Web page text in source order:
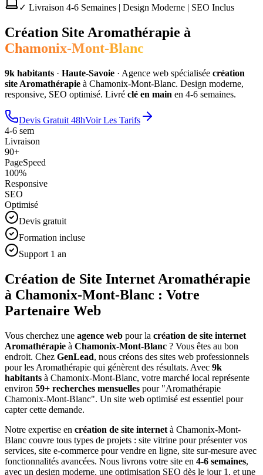
✓ Livraison 4-6 Semaines | Design Moderne | SEO Inclus
Création Site Aromathérapie à
Chamonix-Mont-Blanc
9k habitants · Haute-Savoie · Agence web spécialisée création
site Aromathérapie à Chamonix-Mont-Blanc. Design moderne,
responsive, SEO optimisé. Livré clé en main en 4-6 semaines.
Devis Gratuit 48hVoir Les Tarifs
4-6 sem
Livraison
90+
PageSpeed
100%
Responsive
SEO
Optimisé
Devis gratuit
Formation incluse
Support 1 an
Création de Site Internet Aromathérapie
à Chamonix-Mont-Blanc : Votre
Partenaire Web
Vous cherchez une agence web pour la création de site internet
Aromathérapie à Chamonix-Mont-Blanc ? Vous êtes au bon
endroit. Chez GenLead, nous créons des sites web professionnels
pour les Aromathérapie qui génèrent des résultats. Avec 9k
habitants à Chamonix-Mont-Blanc, votre marché local représente
environ 59+ recherches mensuelles pour "Aromathérapie
Chamonix-Mont-Blanc". Un site web optimisé est essentiel pour
capter cette demande.
Notre expertise en création de site internet à Chamonix-Mont-
Blanc couvre tous types de projets : site vitrine pour présenter vos
services, site e-commerce pour vendre en ligne, site sur-mesure avec
fonctionnalités avancées. Nous livrons votre site en 4-6 semaines,
avec un design moderne, une optimisation SEO dès le jour 1, et une